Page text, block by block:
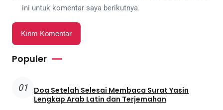
ini untuk komentar saya berikutnya.
Populer
01
Doa Setelah Selesai Membaca Surat Yasin
Lengkap Arab Latin dan Terjemahan